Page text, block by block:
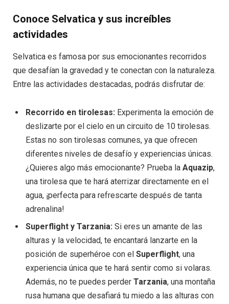
Conoce Selvatica y sus increíbles
actividades
Selvatica es famosa por sus emocionantes recorridos
que desafían la gravedad y te conectan con la naturaleza.
Entre las actividades destacadas, podrás disfrutar de:
Recorrido en tirolesas: Experimenta la emoción de
deslizarte por el cielo en un circuito de 10 tirolesas.
Estas no son tirolesas comunes, ya que ofrecen
diferentes niveles de desafío y experiencias únicas.
¿Quieres algo más emocionante? Prueba la Aquazip,
una tirolesa que te hará aterrizar directamente en el
agua, ¡perfecta para refrescarte después de tanta
adrenalina!
Superflight y Tarzania: Si eres un amante de las
alturas y la velocidad, te encantará lanzarte en la
posición de superhéroe con el Superflight, una
experiencia única que te hará sentir como si volaras.
Además, no te puedes perder Tarzania, una montaña
rusa humana que desafiará tu miedo a las alturas con